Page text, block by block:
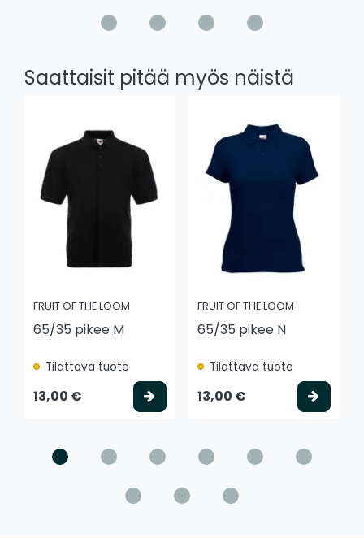
Saattaisit pitää myös näistä
FRUIT OF THE LOOM
65/35 pikee M
Tilattava tuote
13,00 € Valitse vaihtoehto
FRUIT OF THE LOOM
65/35 pikee N
Tilattava tuote
13,00 €